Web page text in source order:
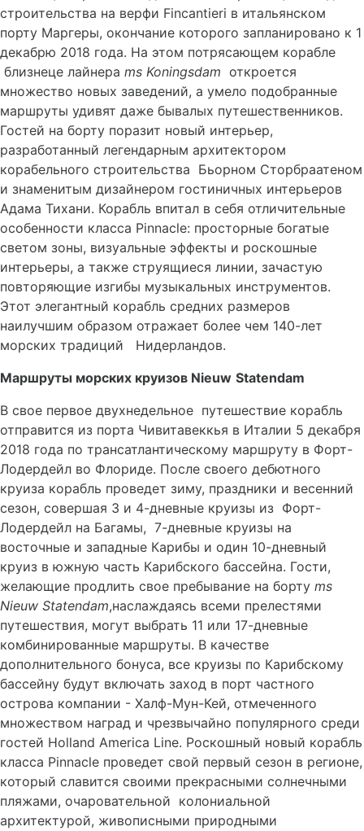
строительства на верфи Fincantieri в итальянском
порту Маргеры, окончание которого запланировано к 1
декабрю 2018 года. На этом потрясающем корабле
близнеце лайнера ms Koningsdam откроется
множество новых заведений, а умело подобранные
маршруты удивят даже бывалых путешественников.
Гостей на борту поразит новый интерьер,
разработанный легендарным архитектором
корабельного строительства Бьорном Сторбраатеном
и знаменитым дизайнером гостиничных интерьеров
Адама Тихани. Корабль впитал в себя отличительные
особенности класса Pinnacle: просторные богатые
светом зоны, визуальные эффекты и роскошные
интерьеры, а также струящиеся линии, зачастую
повторяющие изгибы музыкальных инструментов.
Этот элегантный корабль средних размеров
наилучшим образом отражает более чем 140-лет
морских традиций Нидерландов.
Маршруты морских круизов Nieuw Statendam
В свое первое двухнедельное путешествие корабль
отправится из порта Чивитавеккья в Италии 5 декабря
2018 года по трансатлантическому маршруту в Форт-
Лодердейл во Флориде. После своего дебютного
круиза корабль проведет зиму, праздники и весенний
сезон, совершая 3 и 4-дневные круизы из Форт-
Лодердейл на Багамы, 7-дневные круизы на
восточные и западные Карибы и один 10-дневный
круиз в южную часть Карибского бассейна. Гости,
желающие продлить свое пребывание на борту ms
Nieuw Statendam,наслаждаясь всеми прелестями
путешествия, могут выбрать 11 или 17-дневные
комбинированные маршруты. В качестве
дополнительного бонуса, все круизы по Карибскому
бассейну будут включать заход в порт частного
острова компании - Халф-Мун-Кей, отмеченного
множеством наград и чрезвычайно популярного среди
гостей Holland America Line. Роскошный новый корабль
класса Pinnacle проведет свой первый сезон в регионе,
который славится своими прекрасными солнечными
пляжами, очаровательной колониальной
архитектурой, живописными природными